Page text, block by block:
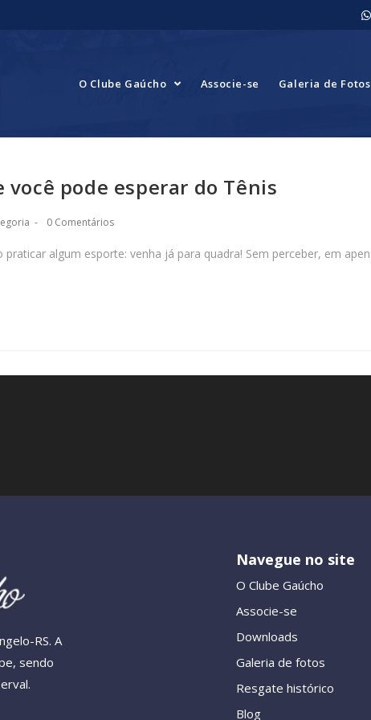
O Clube Gaúcho Associe-se Galeria de Fotos
pode esperar do Tênis
0 Comentários
algum esporte: venha já para quadra! Sem perceber, em
RS. A
sendo
Navegue no site
O Clube Gaúcho
Associe-se
Downloads
Galeria de fotos
Resgate histórico
Blog